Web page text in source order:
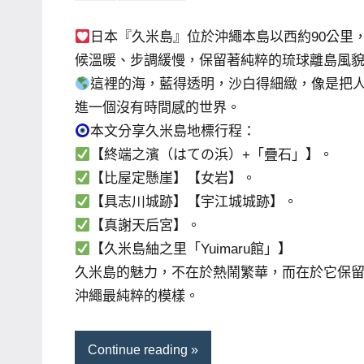
News
金
探
號
節
目
班
底、
外
景
節
目
日本『久米島』位於沖繩本島以西約90公里
候溫暖、步調緩慢，保留著純粹的琉球離島風貌
這裡的海，藍得透明，沙白得細緻，像是把
進一個沒有時間感的世界。
本文分享久米島地標行程：
【終端之濱（はての浜）+「疊石」】。
【比屋定懸崖】【女岩】。
【具志川城跡】【宇江城城跡】。
【真謝天后宮】。
【久米島紬之里「Yuimaru館」】
久米島的魅力，不在於熱鬧繁華，而在於它保
沖繩最純粹的模樣。
Continue reading